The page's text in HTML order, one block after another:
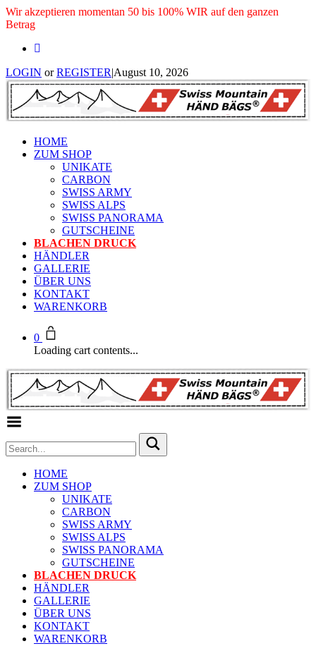
Wir akzeptieren momentan 50 bis 100% WIR auf den ganzen
Betrag
LOGIN orREGISTER|August 10, 2026
HOME
ZUM SHOP
UNIKATE
CARBON
SWISS ARMY
SWISS ALPS
SWISS PANORAMA
GUTSCHEINE
BLACHEN DRUCK
HÄNDLER
GALLERIE
ÜBER UNS
KONTAKT
WARENKORB
0
Loading cart contents...
HOME
ZUM SHOP
UNIKATE
CARBON
SWISS ARMY
SWISS ALPS
SWISS PANORAMA
GUTSCHEINE
BLACHEN DRUCK
HÄNDLER
GALLERIE
ÜBER UNS
KONTAKT
WARENKORB